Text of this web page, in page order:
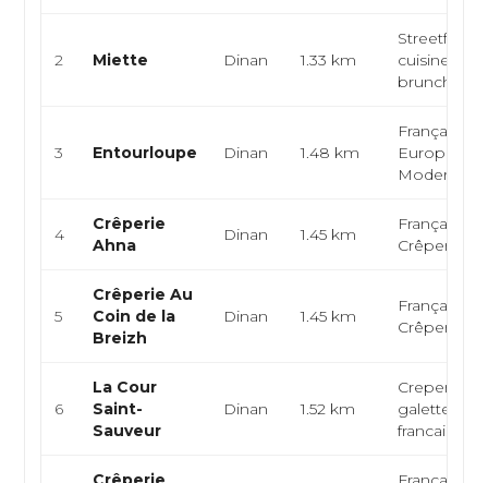
2 Miette Dinan 1.33 km
Streetfood,
cuisine
brunch
3 Entourloupe Dinan 1.48 km
Française,
Moderne
4
Crêperie
Ahna
Dinan 1.45 km
Française,
Crêperie
5
Crêperie Au
Coin de la
Breizh
Dinan 1.45 km
Française,
Crêperie
6
La Cour
Saint-
Sauveur
Dinan 1.52 km
Creperie,
galettes,
francaise